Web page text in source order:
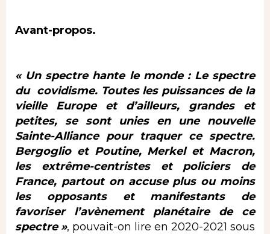
Avant-propos.
« Un spectre hante le monde : Le spectre
du covidisme. Toutes les puissances de la
vieille Europe et d’ailleurs, grandes et
petites, se sont unies en une nouvelle
Sainte-Alliance pour traquer ce spectre.
Bergoglio et Poutine, Merkel et Macron,
les extrême-centristes et policiers de
France, partout on accuse plus ou moins
les opposants et manifestants de
favoriser l’avènement planétaire de ce
spectre », pouvait-on lire en 2020-2021 sous